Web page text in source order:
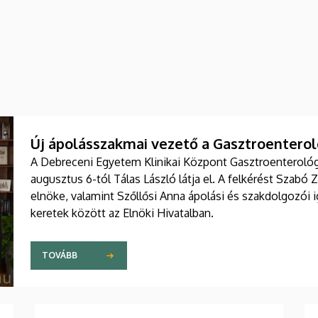
Új ápolásszakmai vezető a
A Debreceni Egyetem Klinikai Központ
augusztus 6-tól Tálas László látja el. A felkérést Szabó
elnöke, valamint Szőllősi Anna ápolási és szakdolgozói
keretek között az Elnöki Hivatalban.
TOVÁBB